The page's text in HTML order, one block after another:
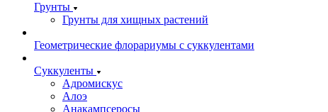
Грунты
Грунты для хищных растений
Геометрические флорариумы с суккулентами
Суккуленты
Адромискус
Алоэ
Анакампсеросы